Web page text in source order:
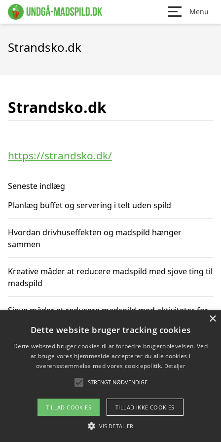
Menu
Strandsko.dk
Strandsko.dk
https://strandsko.dk/
Seneste indlæg
Planlæg buffet og servering i telt uden spild
Hvordan drivhuseffekten og madspild hænger
sammen
Kreative måder at reducere madspild med sjove ting til
madspild
Sjove måder at reducere madspild med aktiviteter for
Hvor finder jeg nemme måltidskasser i Vejle
Om / kontakt
Blog Betingelser
×
Dette website bruger tracking cookies
Dette websted bruger cookies til at forbedre brugeroplevelsen. Ved
at bruge vores hjemmeside accepterer du alle cookies i
overensstemmelse med vores cookiepolitik. Detaljer
STRENGT NØDVENDIGE
TILLAD COOKIES TILLAD IKKE COOKIES
VIS DETALJER